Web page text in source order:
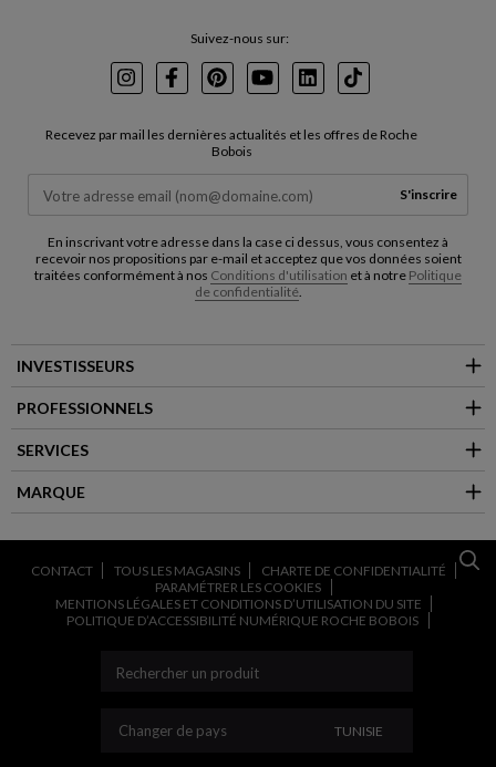
Suivez-nous sur:
InstagramFacebookPinterest
YoutubeLinkedInTikTok
Recevez par mail les dernières actualités et les offres de Roche
Bobois
S'inscrire
En inscrivant votre adresse dans la case ci dessus, vous consentez à
recevoir nos propositions par e-mail et acceptez que vos données soient
traitées conformément à nos Conditions d'utilisation et à notre Politique
de confidentialité.
INVESTISSEURS
PROFESSIONNELS
SERVICES
MARQUE
CONTACT TOUS LES MAGASINS
CHARTE DE CONFIDENTIALITÉ
PARAMÉTRER LES COOKIES
MENTIONS LÉGALES ET CONDITIONS D’UTILISATION DU SITE
POLITIQUE D’ACCESSIBILITÉ NUMÉRIQUE ROCHE BOBOIS
Changer de pays CHANGER DE PAYS
TUNISIE